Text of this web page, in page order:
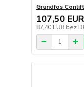
Grundfos
107,50 EUR
87,40 EUR bez